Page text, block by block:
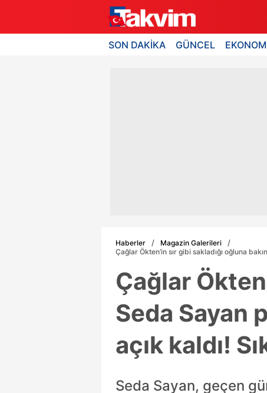
SON DAKİKA GÜNCEL
Haberler
Magazin Galerileri
Çağlar Ökten’in sır gibi sakladığı oğluna
Çağlar
Seda Sayan
açık kaldı!
Seda Sayan, geçen